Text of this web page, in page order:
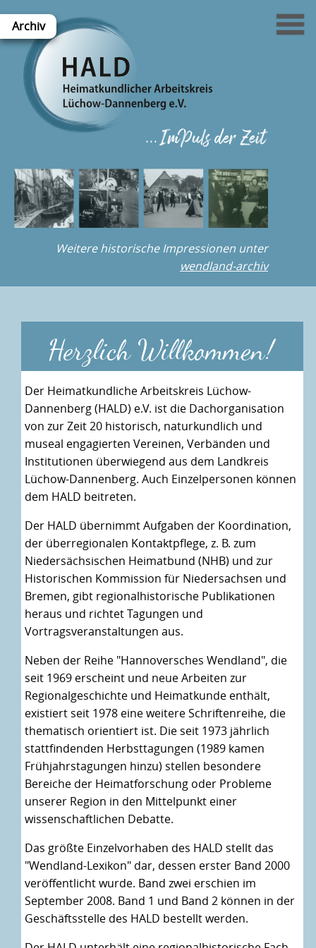
Weitere historische Impressionen unter
wendland-archiv
Herzlich Willkommen!
Der Heimatkundliche Arbeitskreis Lüchow-
Dannenberg (HALD) e.V. ist die Dachorganisation
von zur Zeit 20 historisch, naturkundlich und
museal engagierten Vereinen, Verbänden und
Institutionen überwiegend aus dem Landkreis
Lüchow-Dannenberg. Auch Einzelpersonen können
dem HALD beitreten.
Der HALD übernimmt Aufgaben der Koordination,
der überregionalen Kontaktpflege, z. B. zum
Niedersächsischen Heimatbund (NHB) und zur
Historischen Kommission für Niedersachsen und
Bremen, gibt regionalhistorische Publikationen
heraus und richtet Tagungen und
Vortragsveranstaltungen aus.
Neben der Reihe "Hannoversches Wendland", die
seit 1969 erscheint und neue Arbeiten zur
Regionalgeschichte und Heimatkunde enthält,
existiert seit 1978 eine weitere Schriftenreihe, die
thematisch orientiert ist. Die seit 1973 jährlich
stattfindenden Herbsttagungen (1989 kamen
Frühjahrstagungen hinzu) stellen besondere
Bereiche der Heimatforschung oder Probleme
unserer Region in den Mittelpunkt einer
wissenschaftlichen Debatte.
Das größte Einzelvorhaben des HALD stellt das
"Wendland-Lexikon" dar, dessen erster Band 2000
veröffentlicht wurde. Band zwei erschien im
September 2008. Band 1 und Band 2 können in der
Geschäftsstelle des HALD bestellt werden.
Archiv